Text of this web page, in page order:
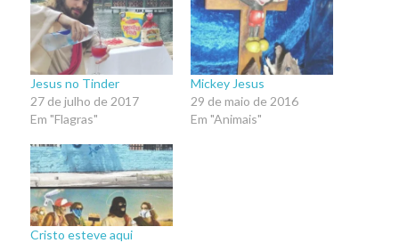
Jesus no Tinder
27 de julho de 2017
Em "Flagras"
Mickey Jesus
29 de maio de 2016
Em "Animais"
Cristo esteve aqui